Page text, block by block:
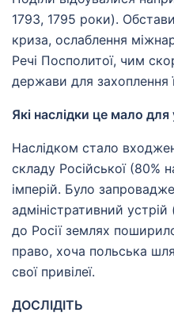
1793, 1795 роки).
криза, ослаблення
Речі Посполитої, чим
держави для захоплення
Які наслідки це мало
Наслідком стало
складу Російської (80%
імперій. Було
адміністративний
до Росії землях
право, хоча польська
свої привілеї.
ДОСЛІДІТЬ